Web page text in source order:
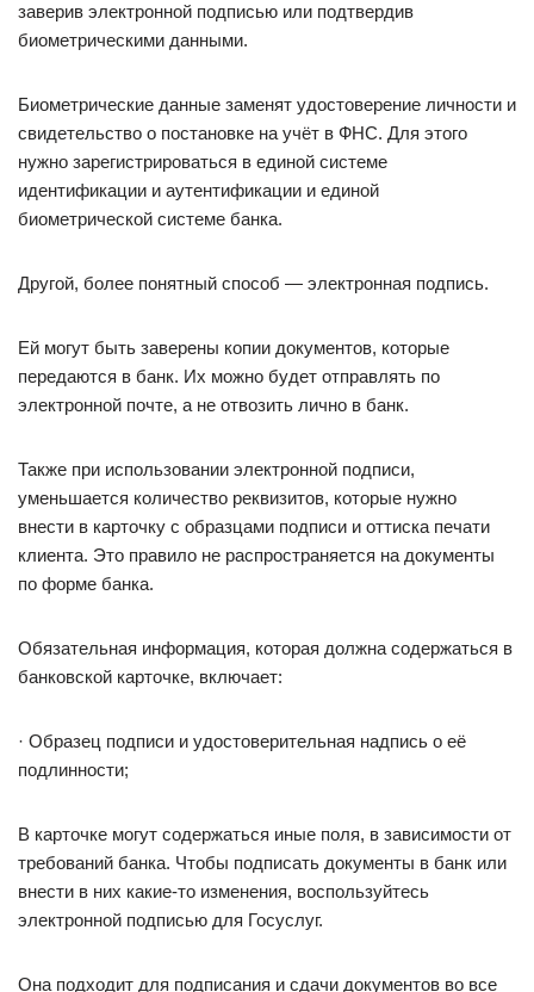
заверив электронной подписью или подтвердив
биометрическими данными.
Биометрические данные заменят удостоверение личности и
свидетельство о постановке на учёт в ФНС. Для этого
нужно зарегистрироваться в единой системе
идентификации и аутентификации и единой
биометрической системе банка.
Другой, более понятный способ — электронная подпись.
Ей могут быть заверены копии документов, которые
передаются в банк. Их можно будет отправлять по
электронной почте, а не отвозить лично в банк.
Также при использовании электронной подписи,
уменьшается количество реквизитов, которые нужно
внести в карточку с образцами подписи и оттиска печати
клиента. Это правило не распространяется на документы
по форме банка.
Обязательная информация, которая должна содержаться в
банковской карточке, включает:
· Образец подписи и удостоверительная надпись о её
подлинности;
В карточке могут содержаться иные поля, в зависимости от
требований банка. Чтобы подписать документы в банк или
внести в них какие-то изменения, воспользуйтесь
электронной подписью для Госуслуг.
Она подходит для подписания и сдачи документов во все